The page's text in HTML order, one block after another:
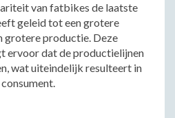
van fatbikes de laatste
geleid tot een grotere
grotere productie. Deze
ervoor dat de productielijnen
wat uiteindelijk resulteert in